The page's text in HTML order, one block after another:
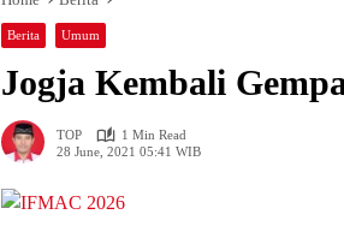
Berita Umum
Jogja Kembali
TOP
1 Min Read
28 June, 2021 05:41 WIB